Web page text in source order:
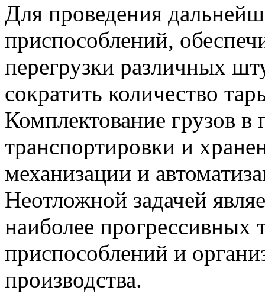
Для проведения
приспособлений,
перегрузки различных
сократить количество
Комплектование грузов
транспортировки и
механизации и
Неотложной задачей
наиболее прогрессивных
приспособлений и
производства.